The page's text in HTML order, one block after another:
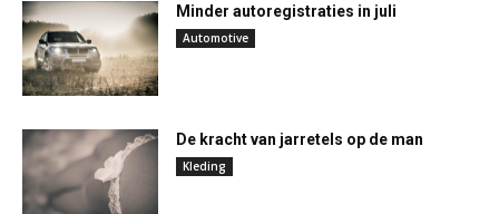
Minder autoregistraties in juli
Automotive
De kracht van jarretels op de man
Kleding